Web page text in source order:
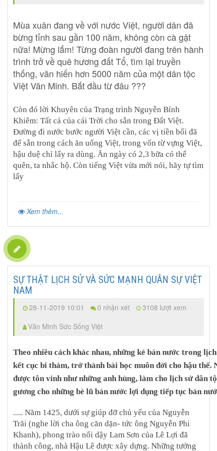
Mùa xuân đang về với nước Việt, người dân đã
bừng tỉnh sau gần 100 năm, không còn cà gật
nữa! Mừng lắm! Từng đoàn người đang trên hành
trình trở về quê hương đất Tổ, tìm lại truyền
thống, văn hiến hơn 5000 năm của một dân tộc
Việt Văn Minh. Bắt đầu từ đâu ???
Còn đó lời Khuyên của Trạng trình Nguyễn Bỉnh
Khiêm: Tất cả của cải Trời cho sẵn trong Đất Việt.
Đường đi nước bước người Việt cần, các vị tiền bối đã
để sẵn trong cách ăn uống Việt, trong vốn từ vựng Việt,
hậu duệ chỉ lấy ra dùng. Ăn ngày có 2,3 bữa có thể
quên, ta nhắc hộ. Còn tiếng Việt vừa mới nói, hãy tự tìm
lấy
Xem thêm...
SỰ THẬT LỊCH SỬ VÀ SỨC MẠNH QUÂN SỰ VIỆT
NAM
28-11-2019 10:01 0 nhận xét
3108 lượt xem
Văn Minh Sức Sống Việt
Theo nhiều cách khác nhau, những kẻ bán nước trong
kết cục bi thảm, trở thành bài học muôn đời cho hậu thế.
được tôn vinh như những anh hùng, làm cho lịch sử dân
gương cho những bè lũ bán nước lợi dụng tiếp tục bán
..... Năm 1425, dưới sự giúp đỡ chủ yếu của Nguyễn
Trãi (nghe lời cha ông căn dặn- tức ông Nguyễn Phi
Khanh), phong trào nổi dậy Lam Sơn của Lê Lợi đã
thành công, nhà Hậu Lê được xây dựng. Những tưởng